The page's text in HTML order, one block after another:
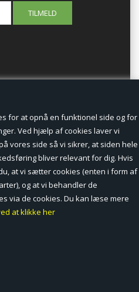
cookies.
for at opnå en funktionel side og for
Ved hjælp af cookies laver vi
vores side så vi sikrer, at siden hele
bliver relevant for dig. Hvis
at vi sætter cookies (enten i form af
og at vi behandler de
via de cookies. Du kan læse mere
at klikke her